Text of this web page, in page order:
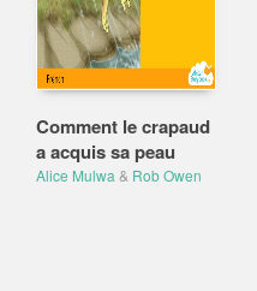
Comment le crapaud
a acquis sa peau
Alice Mulwa & Rob Owen